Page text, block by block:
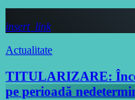
insert_link
Actualitate
TITULARIZARE:
pe perioadă